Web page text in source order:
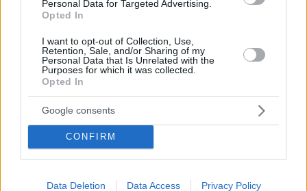
Personal Data for Targeted Advertising.
Opted In
I want to opt-out of Collection, Use,
Retention, Sale, and/or Sharing of my
Personal Data that Is Unrelated with the
Purposes for which it was collected.
Opted In
Google consents
CONFIRM
Data Deletion Data Access Privacy Policy